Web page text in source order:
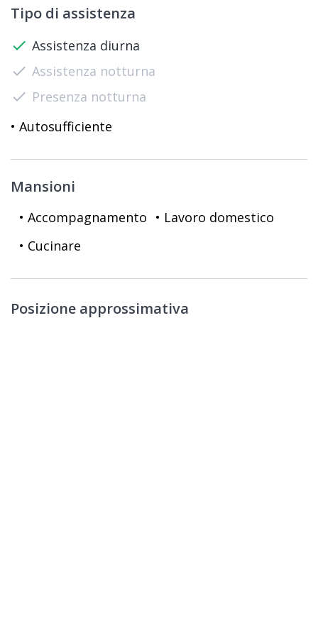
Tipo di assistenza
check Assistenza diurna
check Assistenza notturna
check Presenza notturna
• Autosufficiente
Mansioni
• Accompagnamento • Lavoro domestico
• Cucinare
Posizione approssimativa